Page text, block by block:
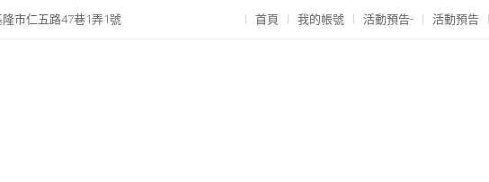
隆市仁五路47巷1弄1號 首頁 我的帳號 活動預告- 活動預告